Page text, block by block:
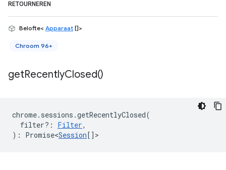
RETOURNEREN
Belofte< Apparaat []>
Chroom 96+
getRecentlyClosed()
chrome. sessions .getRecentlyClosed(
filter? : Filter,
) : Promise<Session[] >